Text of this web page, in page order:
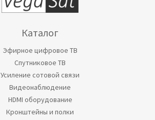
Каталог
Эфирное цифровое ТВ
Спутниковое ТВ
Усиление сотовой связи
Видеонаблюдение
HDMI оборудование
Кронштейны и полки